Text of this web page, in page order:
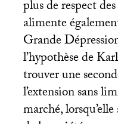
plus de respect
alimente
Grande
l’hypothèse de
trouver une
l’extension sans
marché,